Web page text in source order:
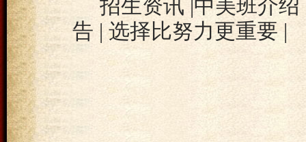
招生资讯 |中美班介
告 | 选择比努力更重要 |